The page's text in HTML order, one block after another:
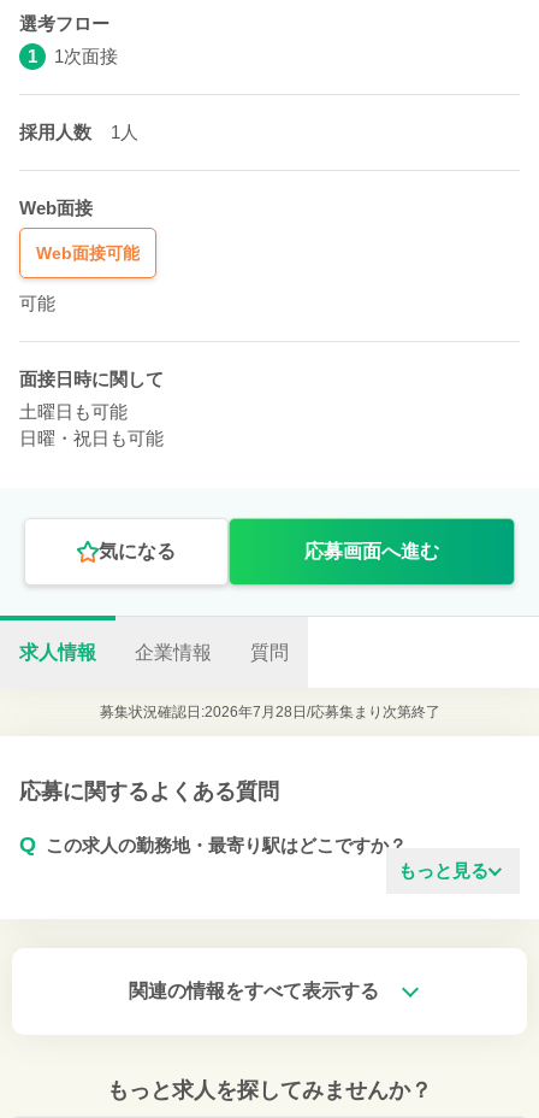
選考フロー
1
1次面接
採用人数 1人
Web面接
Web面接可能
可能
面接日時に関して
土曜日も可能
日曜・祝日も可能
気になる 応募画面へ進む
求人情報 企業情報 質問
募集状況確認日:2026年7月28日/応募集まり次第終了
応募に関するよくある質問
Q この求人の勤務地・最寄り駅はどこですか？
もっと見る
関連の情報をすべて表示する
もっと求人を探してみませんか？